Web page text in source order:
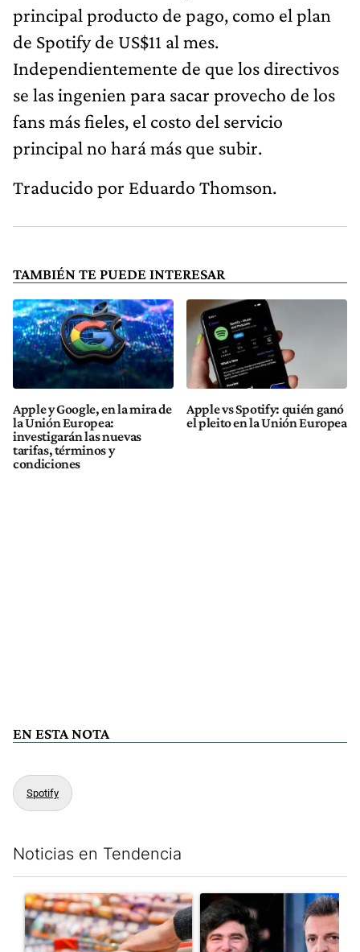
principal producto de pago, como el plan
de Spotify de US$11 al mes.
Independientemente de que los directivos
se las ingenien para sacar provecho de los
fans más fieles, el costo del servicio
principal no hará más que subir.
Traducido por Eduardo Thomson.
TAMBIÉN TE PUEDE INTERESAR
Apple y Google, en la mira de
la Unión Europea:
investigarán las nuevas
tarifas, términos y
condiciones
Apple vs Spotify: quién ganó
el pleito en la Unión Europea
EN ESTA NOTA
Spotify
Noticias en Tendencia
Un artículo de tendencia con el título "Inflación: economistas
Un artículo de tendencia